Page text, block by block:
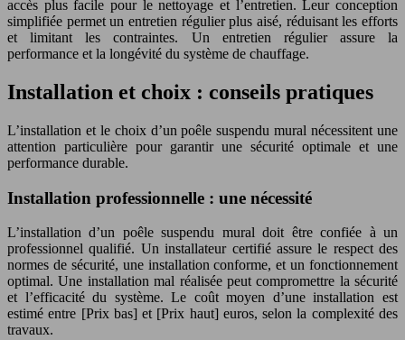
accès plus facile pour le nettoyage et l’entretien. Leur conception
simplifiée permet un entretien régulier plus aisé, réduisant les efforts
et limitant les contraintes. Un entretien régulier assure la
performance et la longévité du système de chauffage.
Installation et choix : conseils pratiques
L’installation et le choix d’un poêle suspendu mural nécessitent une
attention particulière pour garantir une sécurité optimale et une
performance durable.
Installation professionnelle : une nécessité
L’installation d’un poêle suspendu mural doit être confiée à un
professionnel qualifié. Un installateur certifié assure le respect des
normes de sécurité, une installation conforme, et un fonctionnement
optimal. Une installation mal réalisée peut compromettre la sécurité
et l’efficacité du système. Le coût moyen d’une installation est
estimé entre [Prix bas] et [Prix haut] euros, selon la complexité des
travaux.